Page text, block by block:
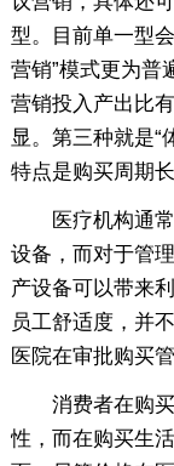
型。目前单一型
营销”模式更为普
营销投入产出比
显。第三种就是“
特点是购买周期
医疗机构通常
设备，而对于管
产设备可以带来
员工舒适度，并
医院在审批购买
消费者在购买
性，而在购买生